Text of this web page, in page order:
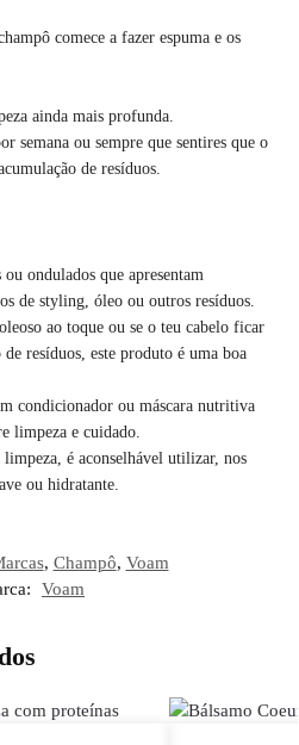
comece a fazer espuma e os
ainda mais profunda.
semana ou sempre que sentires que o
de resíduos.
ondulados que apresentam
de styling, óleo ou outros resíduos.
ao toque ou se o teu cabelo ficar
resíduos, este produto é uma boa
condicionador ou máscara nutritiva
limpeza e cuidado.
é aconselhável utilizar, nos
ou hidratante.
, Champô, Voam
Voam